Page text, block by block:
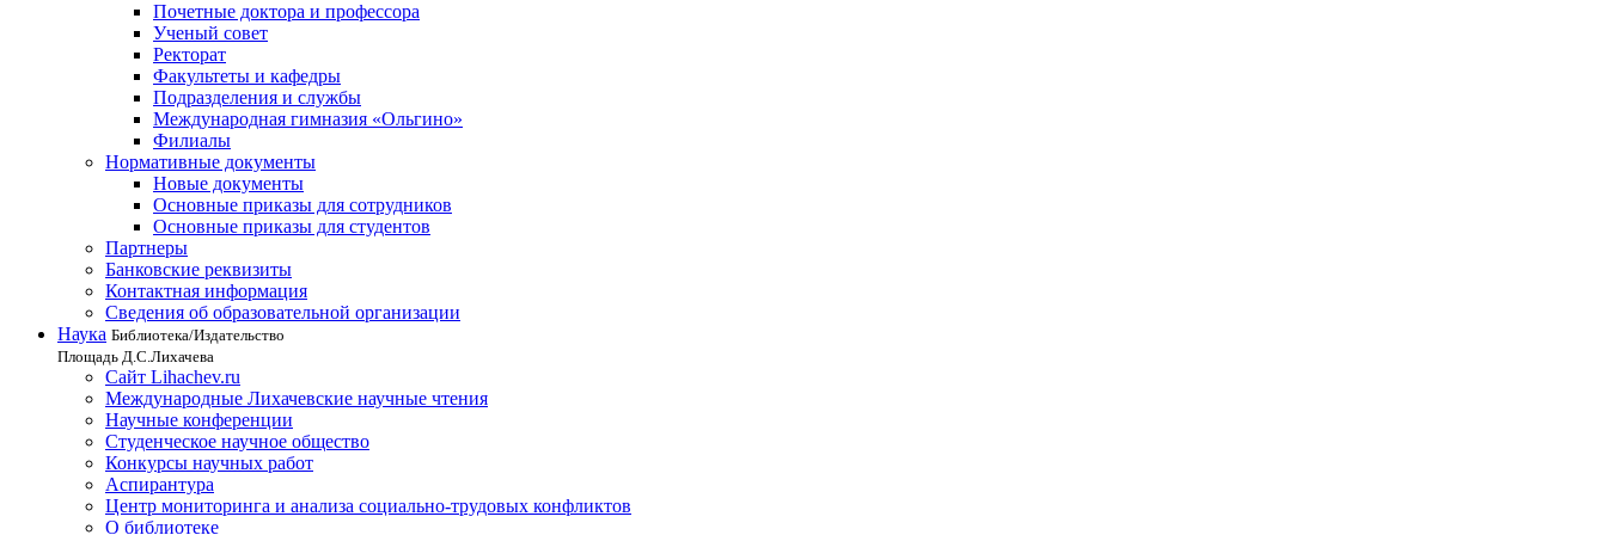
Почетные доктора и профессора
Ученый совет
Ректорат
Факультеты и кафедры
Подразделения и службы
Международная гимназия «Ольгино»
Филиалы
Нормативные документы
Новые документы
Основные приказы для сотрудников
Основные приказы для студентов
Партнеры
Банковские реквизиты
Контактная информация
Сведения об образовательной организации
Наука Библиотека/Издательство
Площадь Д.С.Лихачева
Сайт Lihachev.ru
Международные Лихачевские научные чтения
Научные конференции
Студенческое научное общество
Конкурсы научных работ
Аспирантура
Центр мониторинга и анализа социально-трудовых конфликтов
О библиотеке